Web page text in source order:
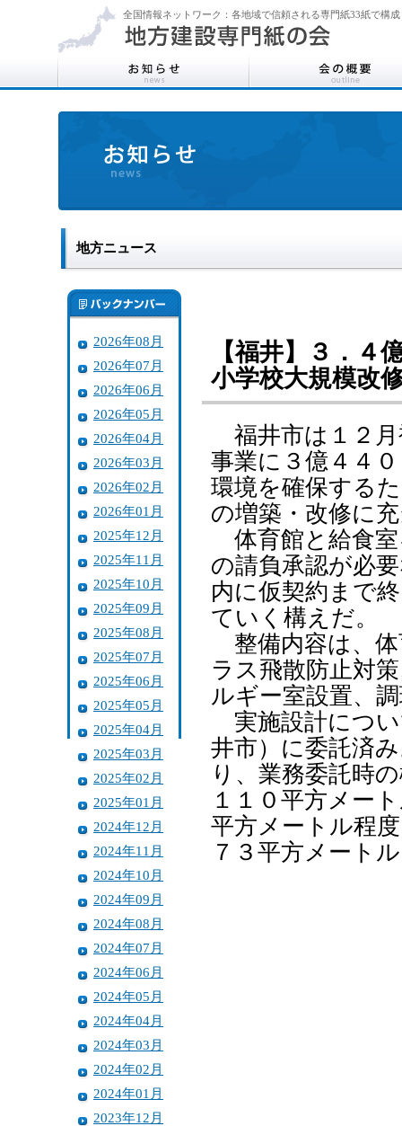
全国情報ネットワーク：各地域で信頼される専門紙33紙で構成
地方ニュース
2026年08月
2026年07月
2026年06月
2026年05月
2026年04月
2026年03月
2026年02月
2026年01月
2025年12月
2025年11月
2025年10月
2025年09月
2025年08月
2025年07月
2025年06月
2025年05月
2025年04月
2025年03月
2025年02月
2025年01月
2024年12月
2024年11月
2024年10月
2024年09月
2024年08月
2024年07月
2024年06月
2024年05月
2024年04月
2024年03月
2024年02月
2024年01月
2023年12月
【福井】３．４
小学校大規模改
福井市は１２月
事業に３億４４
環境を確保する
の増築・改修に
体育館と給食室
の請負承認が必
内に仮契約まで
ていく構えだ。
整備内容は、体
ラス飛散防止対
ルギー室設置、
実施設計につい
井市）に委託済
り、業務委託時
１１０平方メー
平方メートル程
７３平方メート